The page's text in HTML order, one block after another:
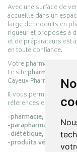
Avec une surface de
accueille dans un
large de produits en
rigueur et proposés à
et de préparateurs est
en toute confiance.
Votre pharmacie en
Le sitepharmacie-
Cayeux Pharmabest
Il vous permet de
références en :
-pharmacie,
-parapharmacie,
-diététique,
-produits vétérinaires.